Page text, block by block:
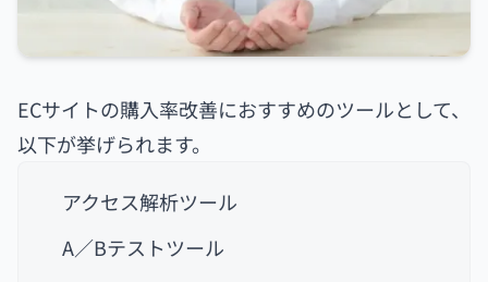
ECサイトの購入率改善におすすめのツールとして、
以下が挙げられます。
アクセス解析ツール
A／Bテストツール